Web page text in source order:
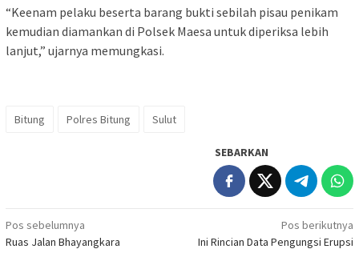
“Keenam pelaku beserta barang bukti sebilah pisau penikam
kemudian diamankan di Polsek Maesa untuk diperiksa lebih
lanjut,” ujarnya memungkasi.
Bitung Polres Bitung Sulut
SEBARKAN
Navigasi
Pos sebelumnya
Ruas Jalan Bhayangkara
Pos berikutnya
Ini Rincian Data Pengungsi Erupsi